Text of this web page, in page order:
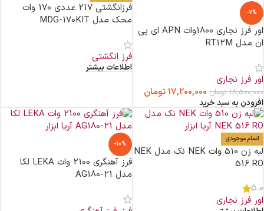
-7%
اور فرز نجاری 1800وات APN ای پی
ان مدل RT12M
اور فرز نجاری
18,500,000تومان 17,200,000تومان
افزودن به سبد خرید
فرزانگشتی 217 عددی 170 وات
محک مدل MDG-170KIT
فرز انگشتی
اطلاعات بیشتر
اتمام موجودی
لبه زن 510 وات NEK نک مدل NEK
516 RO
5.0
اور فرز نجاری
-10%
فرز آهنگری 2100 وات LEKA لکا
مدل AG180-21